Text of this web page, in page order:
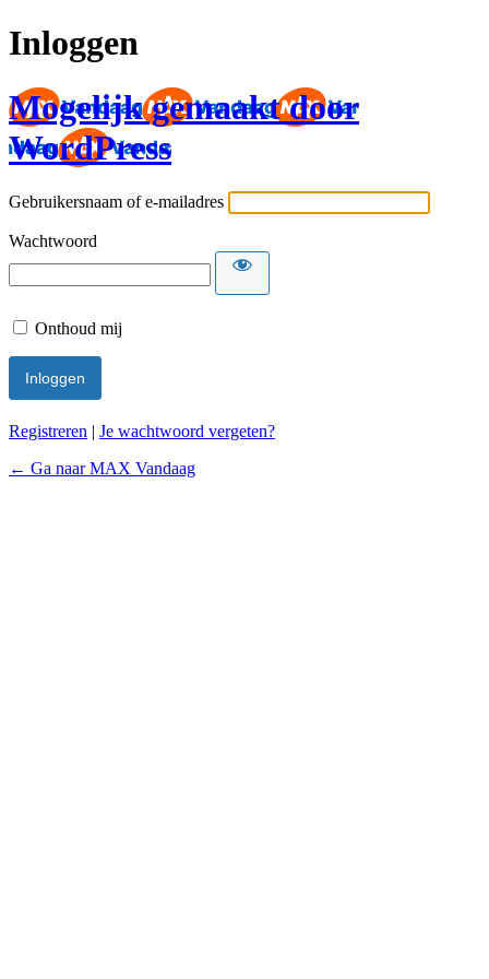
Inloggen
Mogelijk gemaakt door
WordPress
Gebruikersnaam of e-mailadres
Wachtwoord
Onthoud mij
Registreren | Je wachtwoord vergeten?
← Ga naar MAX Vandaag